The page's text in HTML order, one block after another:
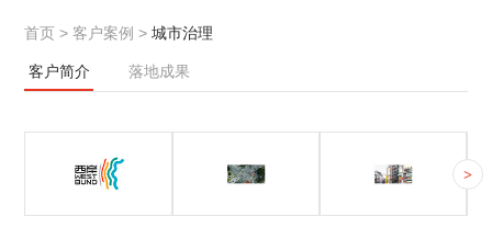
首页 >客户案例 >城市治理
客户简介 落地成果
上海西岸位于徐
汇滨江地区，岸
本城市为中国最
大且人口最多的
本城市是一个国
际大都市，其目
>